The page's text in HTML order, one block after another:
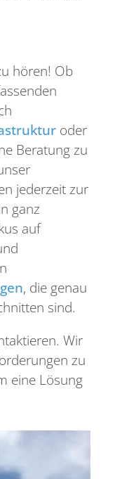
hören! Ob
oder
Beratung zu
jederzeit zur
ganz
auf
, die genau
sind.
Wir
zu
eine Lösung